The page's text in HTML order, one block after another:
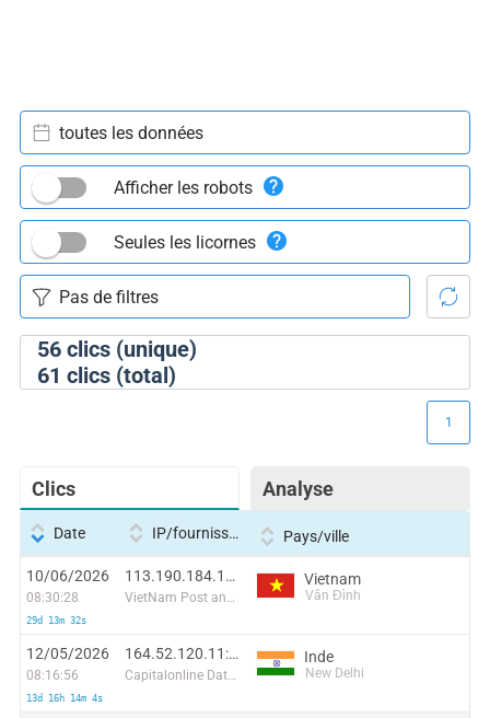
56clics (unique)
61 clics (total)
toutes les données
Afficher les robots
Seules les licornes
Clics Analyse
1
Date IP/fournisseur Pays/ville
10/06/2026
08:30:28
29d 13m 32s
113.190.184.12:59960
VietNam Post and Telecom Corporation
Vietnam
Vân Đình
12/05/2026
08:16:56
13d 16h 14m 4s
164.52.120.11:34610
Capitalonline Data Service (HK) Co
Inde
New Delhi